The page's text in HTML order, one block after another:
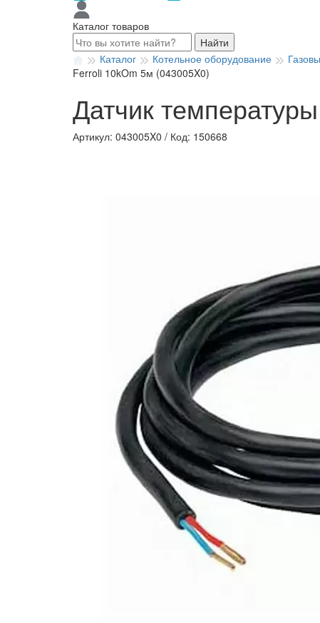
Каталог товаров
Найти
Каталог
Котельное оборудование
Ferroli 10kOm 5м (043005X0)
Датчик
Артикул: 043005X0 / Код: 150668